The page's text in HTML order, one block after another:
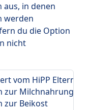
aus, in denen
werden
du die Option
nicht